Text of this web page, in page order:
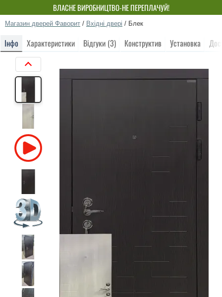
ВЛАСНЕ ВИРОБНИЦТВО-НЕ ПЕРЕПЛАЧУЙ!
Магазин дверей Фаворит / Вхідні двері / Блек
Інфо Характеристики Відгуки (3) Конструктив Установка